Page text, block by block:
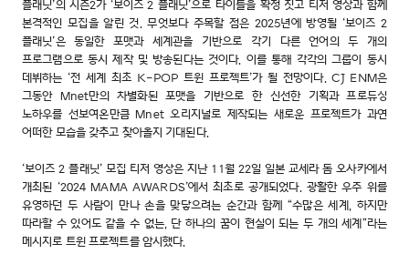
플래닛’의 시즌2가 ‘보이즈 2 플래닛’으로 타이틀을 확정 짓고 티저 영상과 함께
본격적인 모집을 알린 것. 무엇보다 주목할 점은 2025년에 방영될 ‘보이즈 2
플래닛’은 동일한 포맷과 세계관을 기반으로 각기 다른 언어의 두 개의
프로그램으로 동시 제작 및 방송된다는 것이다. 이를 통해 각각의 그룹이 동시
데뷔하는 ‘전 세계 최초 K-POP 트윈 프로젝트’가 될 전망이다. CJ ENM은
그동안 Mnet만의 차별화된 포맷을 기반으로 한 신선한 기획과 프로듀싱
노하우를 선보여온만큼 Mnet 오리지널로 제작되는 새로운 프로젝트가 과연
어떠한 모습을 갖추고 찾아올지 기대된다.
‘보이즈 2 플래닛’ 모집 티저 영상은 지난 11월 22일 일본 교세라 돔 오사카에서
개최된 ‘2024 MAMA AWARDS’에서 최초로 공개되었다. 광활한 우주 위를
유영하던 두 사람이 만나 손을 맞닿으려는 순간과 함께 “수많은 세계, 하지만
따라할 수 있어도 같을 수 없는, 단 하나의 꿈이 현실이 되는 두 개의 세계”라는
메시지로 트윈 프로젝트를 암시했다.